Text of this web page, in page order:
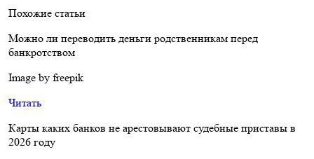
Похожие статьи
Можно ли переводить деньги родственникам перед
банкротством
Image by freepik
Читать
Карты каких банков не арестовывают судебные приставы в
2026 году